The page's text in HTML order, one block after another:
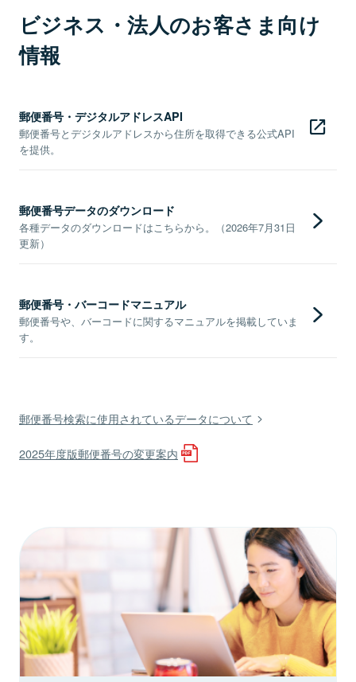
ビジネス・法人のお客さま向け
情報
郵便番号・デジタルアドレスAPI
郵便番号とデジタルアドレスから住所を取得できる公式API
を提供。
郵便番号データのダウンロード
各種データのダウンロードはこちらから。（2026年7月31日
更新）
郵便番号・バーコードマニュアル
郵便番号や、バーコードに関するマニュアルを掲載していま
す。
郵便番号検索に使用されているデータについて
2025年度版郵便番号の変更案内